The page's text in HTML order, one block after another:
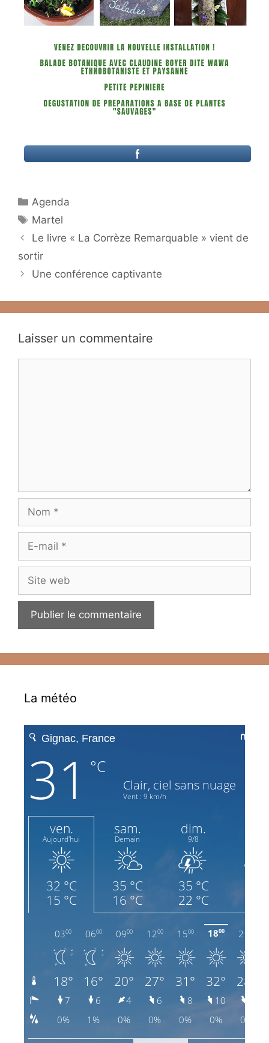
Catégories
Agenda
Étiquettes
Martel
Le livre « La Corrèze Remarquable » vient de
sortir
Une conférence captivante
Laisser un commentaire
mail
web
La météo